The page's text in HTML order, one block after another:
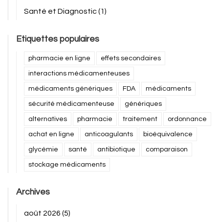
Santé et Diagnostic(1)
Etiquettes populaires
pharmacie en ligne effets secondaires
interactions médicamenteuses
médicaments génériques FDA médicaments
sécurité médicamenteuse génériques
alternatives pharmacie traitement ordonnance
achat en ligne anticoagulants bioéquivalence
glycémie santé antibiotique comparaison
stockage médicaments
Archives
août 2026 (5)